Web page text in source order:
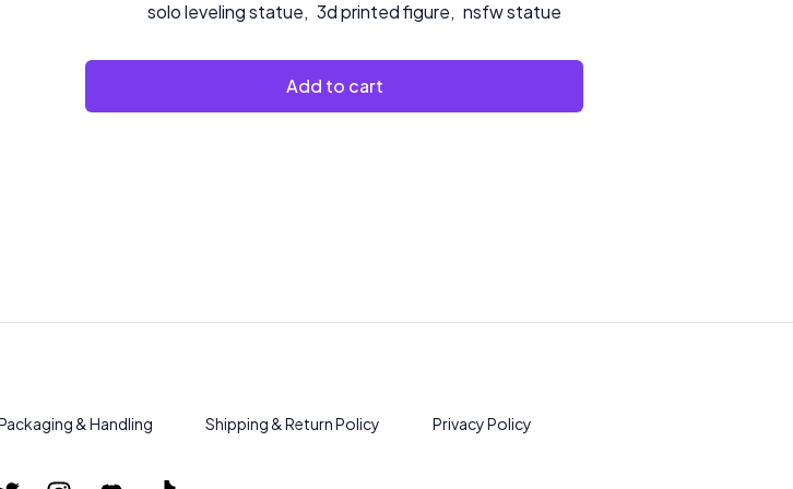
solo leveling statue, 3d printed figure, nsfw statue
Add to cart
& Handling Shipping & Return Policy Privacy Policy